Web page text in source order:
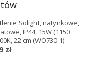
Solight, natynkowe,
IP44, 15W (1150
22 cm (WO730-1)
zł